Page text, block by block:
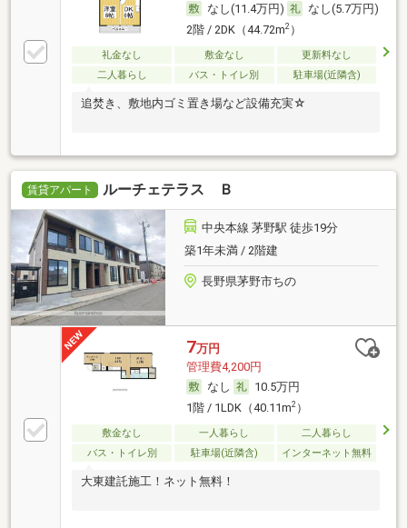
なし(11.4万円)
なし(5.7万円)
2階 / 2DK（44.72m2）
礼金なし 敷金なし
更新料なし
二人暮らし
バス・トイレ別 駐車場(近隣含)
追焚き、敷地内ゴミ置き場など設備充実☆
賃貸アパート ルーチェテラス Ｂ
中央本線 茅野駅 徒歩19分
築1年未満 / 2階建
長野県茅野市ちの
7万円
管理費4,200円
なし
10.5万円
1階 / 1LDK（40.11m2）
敷金なし 一人暮らし
二人暮らし
バス・トイレ別
駐車場(近隣含) インターネット無料
大東建託施工！ネット無料！